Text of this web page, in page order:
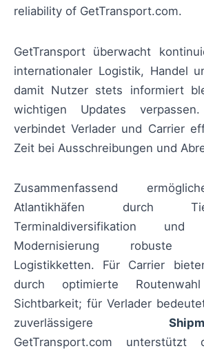
reliability of GetTransport.com.
GetTransport überwacht
internationaler Logistik, Handel
damit Nutzer stets informiert
wichtigen Updates
verbindet Verlader und Carrier
Zeit bei Ausschreibungen und
Zusammenfassend
Atlantikhäfen durch
Terminaldiversifikation und
Modernisierung
Logistikketten. Für Carrier
durch optimierte
Sichtbarkeit; für Verlader
zuverlässigere
GetTransport.com unterstützt